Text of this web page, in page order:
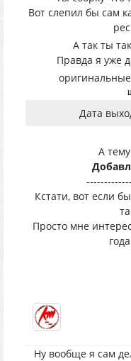
Вот слепил бы сам
А так ты
Правда я уже
Дата
А
Кстати, вот если
Просто мне
Ну вообще я сам